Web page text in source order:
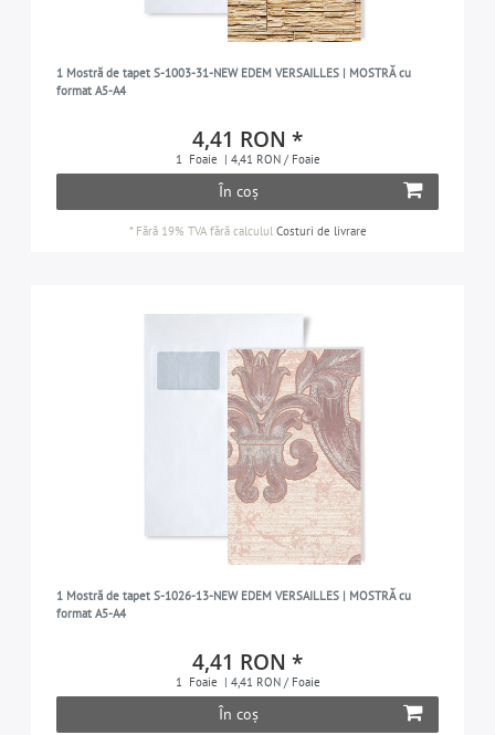
1 Mostră de tapet S-1003-31-NEW EDEM VERSAILLES | MOSTRĂ cu
format A5-A4
4,41 RON *
1 Foaie | 4,41 RON / Foaie
În coș
* Fără 19% TVAfără calculul Costuri de livrare
1 Mostră de tapet S-1026-13-NEW EDEM VERSAILLES | MOSTRĂ cu
format A5-A4
4,41 RON *
1 Foaie | 4,41 RON / Foaie
În coș